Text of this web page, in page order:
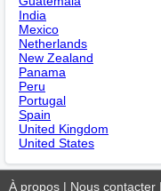
India
Mexico
Netherlands
New Zealand
Panama
Peru
Portugal
Spain
United Kingdom
United States
À propos | Nous contacter |